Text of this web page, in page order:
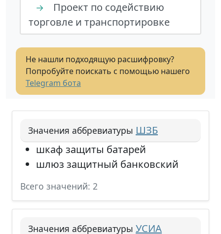
→
Проект по содействию
торговле и транспортировке
Не нашли подходящую расшифровку?
Попробуйте поискать с помощью нашего
Telegram бота
Значения аббревиатуры ШЗБ
шкаф защиты батарей
шлюз защитный банковский
Всего значений: 2
Значения аббревиатуры УСИА